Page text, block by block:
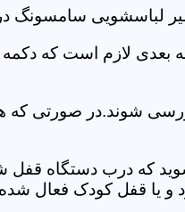
لباسشویی سامسونگ در
بعدی لازم است که
شوند.در صورتی که
که درب دستگاه قفل
و یا قفل کودک فعال